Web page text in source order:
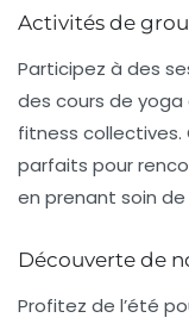
Activités de
Participez à des
des cours de yoga
fitness
parfaits pour
en prenant soin
Découverte de
Profitez de l’été